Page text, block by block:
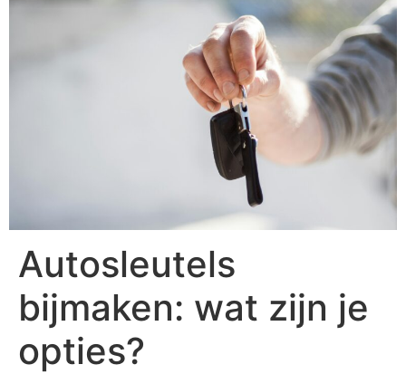
Autosleutels
bijmaken: wat zijn je
opties?